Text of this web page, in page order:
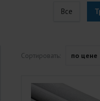
Все
Сортировать: по цене